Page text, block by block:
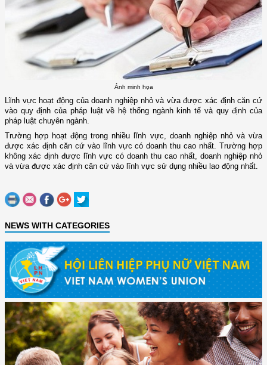
Ảnh minh họa
Lĩnh vực hoạt động của doanh nghiệp nhỏ và vừa được xác định căn cứ
vào quy định của pháp luật về hệ thống ngành kinh tế và quy định của
pháp luật chuyên ngành.
Trường hợp hoạt động trong nhiều lĩnh vực, doanh nghiệp nhỏ và vừa
được xác định căn cứ vào lĩnh vực có doanh thu cao nhất. Trường hợp
không xác định được lĩnh vực có doanh thu cao nhất, doanh nghiệp nhỏ
và vừa được xác định căn cứ vào lĩnh vực sử dụng nhiều lao động nhất.
NEWS WITH CATEGORIES